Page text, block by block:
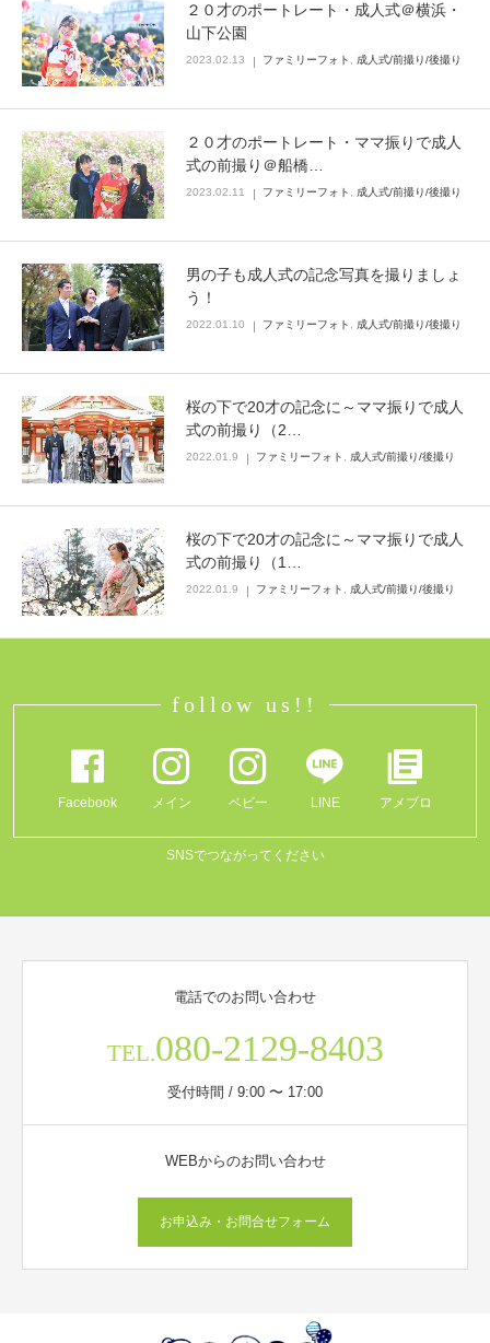
２０才のポートレート・成人式＠横浜・
山下公園
2023.02.13 ファミリーフォト 成人式/前撮り/後撮り
２０才のポートレート・ママ振りで成人
式の前撮り＠船橋…
2023.02.11 ファミリーフォト 成人式/前撮り/後撮り
男の子も成人式の記念写真を撮りましょ
う！
2022.01.10 ファミリーフォト 成人式/前撮り/後撮り
桜の下で20才の記念に～ママ振りで成人
式の前撮り（2…
2022.01.9 ファミリーフォト 成人式/前撮り/後撮り
桜の下で20才の記念に～ママ振りで成人
式の前撮り（1…
2022.01.9 ファミリーフォト 成人式/前撮り/後撮り
follow us!!
Facebook メイン ベビー LINE アメブロ
SNSでつながってください
電話でのお問い合わせ
TEL.080-2129-8403
受付時間 / 9:00 〜 17:00
WEBからのお問い合わせ
お申込み・お問合せフォーム